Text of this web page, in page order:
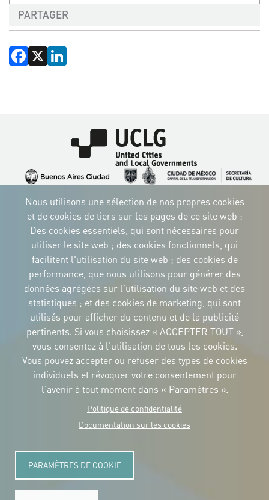
PARTAGER
Facebook
X
Image
Image
Image
ImageImageImage
IDENTITÉ CORPORTATIVE
Téléchargez
les logos et le
manuel
NEWSLETTER
CONTACT
Carrer Avinyó, 15
08002 Barcelona
culture@uclg.org
Nous utilisons une sélection de nos propres cookies
et de cookies de tiers sur les pages de ce site web :
Des cookies essentiels, qui sont nécessaires pour
utiliser le site web ; des cookies fonctionnels, qui
facilitent l'utilisation du site web ; des cookies de
performance, que nous utilisons pour générer des
données agrégées sur l'utilisation du site web et des
statistiques ; et des cookies de marketing, qui sont
utilisés pour afficher du contenu et de la publicité
pertinents. Si vous choisissez « ACCEPTER TOUT »,
vous consentez à l'utilisation de tous les cookies.
Vous pouvez accepter ou refuser des types de cookies
individuels et révoquer votre consentement pour
l'avenir à tout moment dans « Paramètres ».
Politique de confidentialité
Documentation sur les cookies
PARAMÈTRES DE COOKIE